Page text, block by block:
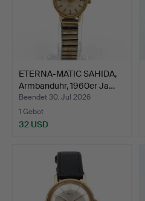
ETERNA-MATIC SAHIDA,
Armbanduhr, 1960er Ja…
Beendet 30. Jul 2026
1 Gebot
32 USD